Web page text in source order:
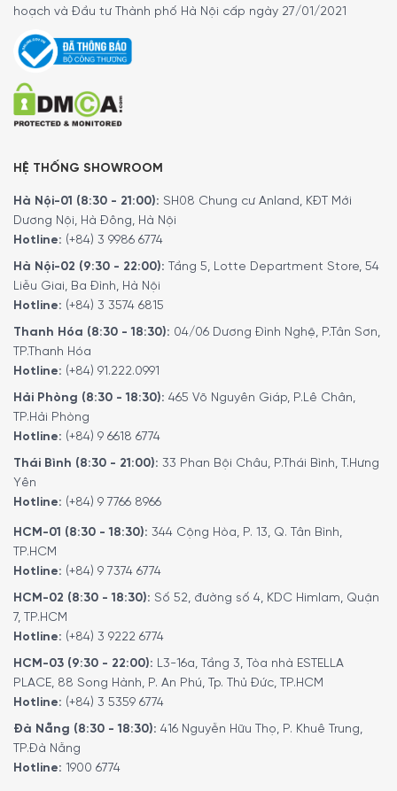
Máy Hút Ẩm Comfee MDDF-20DEN7 Với Bình Chứa Nước Dễ
Dàng Tháo Lắp
Tự động khởi động lại, hẹn giờ và hoạt động liên
tục
Việc khởi động và tắt máy là tự động nhờ vào bộ hẹn giờ
24 giờ được tích hợp sẵn. Nếu máy hút ẩm tắt do ngắt
nguồn, máy sẽ chuyển sang cài đặt đã chọn trước và khởi
động lại ngay sau khi nguồn điện được khôi phục.
hoạch và Đầu tư Thành phố Hà Nội cấp ngày 27/01/2021
HỆ THỐNG SHOWROOM
Hà Nội-01 (8:30 - 21:00): SH08 Chung cư Anland, KĐT Mới
Dương Nội, Hà Đông, Hà Nội
Hotline: (+84) 3 9986 6774
Hà Nội-02 (9:30 - 22:00): Tầng 5, Lotte Department Store, 54
Liễu Giai, Ba Đình, Hà Nội
Hotline: (+84) 3 3574 6815
Thanh Hóa (8:30 - 18:30): 04/06 Dương Đình Nghệ, P.Tân Sơn,
TP.Thanh Hóa
Hotline: (+84) 91.222.0991
Hải Phòng (8:30 - 18:30): 465 Võ Nguyên Giáp, P.Lê Chân,
TP.Hải Phòng
Hotline: (+84) 9 6618 6774
Thái Bình (8:30 - 21:00): 33 Phan Bội Châu, P.Thái Bình, T.Hưng
Yên
Hotline: (+84) 9 7766 8966
HCM-01 (8:30 - 18:30): 344 Cộng Hòa, P. 13, Q. Tân Bình,
TP.HCM
Hotline: (+84) 9 7374 6774
HCM-02 (8:30 - 18:30): Số 52, đường số 4, KDC Himlam, Quận
7, TP.HCM
Hotline: (+84) 3 9222 6774
HCM-03 (9:30 - 22:00): L3-16a, Tầng 3, Tòa nhà ESTELLA
PLACE, 88 Song Hành, P. An Phú, Tp. Thủ Đức, TP.HCM
Hotline: (+84) 3 5359 6774
Đà Nẵng (8:30 - 18:30): 416 Nguyễn Hữu Thọ, P. Khuê Trung,
TP.Đà Nẵng
Hotline: 1900 6774